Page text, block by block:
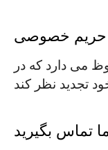
خصوصی
می دارد که در
تماس بگیرید